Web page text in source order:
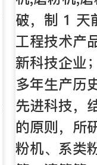
破，制 1 天
工程技术产
新科技企业
多年生产历
先进科技，
的原则，所
粉机、系类